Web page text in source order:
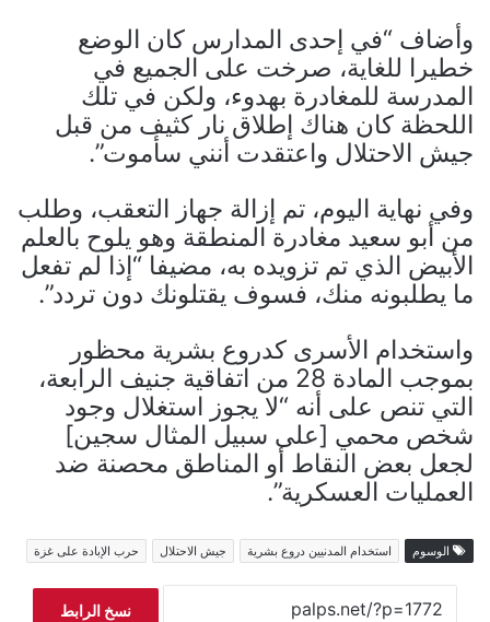
وأضاف “في إحدى المدارس كان الوضع
خطيرا للغاية، صرخت على الجميع في
المدرسة للمغادرة بهدوء، ولكن في تلك
اللحظة كان هناك إطلاق نار كثيف من قبل
جيش الاحتلال واعتقدت أنني سأموت”.
وفي نهاية اليوم، تم إزالة جهاز التعقب، وطلب
من أبو سعيد مغادرة المنطقة وهو يلوح بالعلم
الأبيض الذي تم تزويده به، مضيفا “إذا لم تفعل
ما يطلبونه منك، فسوف يقتلونك دون تردد”.
واستخدام الأسرى كدروع بشرية محظور
بموجب المادة 28 من اتفاقية جنيف الرابعة،
التي تنص على أنه “لا يجوز استغلال وجود
شخص محمي [على سبيل المثال سجين]
لجعل بعض النقاط أو المناطق محصنة ضد
العمليات العسكرية”.
الوسوم استخدام المدنيين دروع بشرية جيش الاحتلال حرب الإبادة على غزة
نسخ الرابط